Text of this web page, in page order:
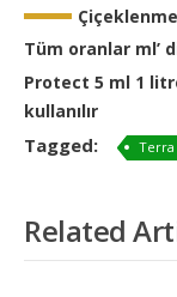
Tüm oranlar ml’
Protect 5 ml 1
kullanılır
Tagged: Terra
Related